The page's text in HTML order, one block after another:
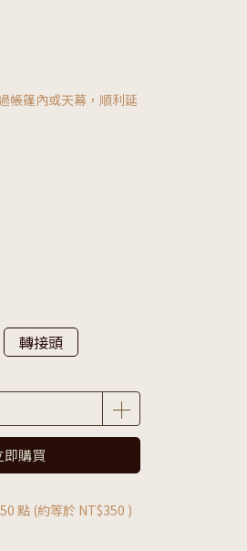
帳篷內或天幕，順利延
轉接頭
即購買
點 (約等於 NT$350 )